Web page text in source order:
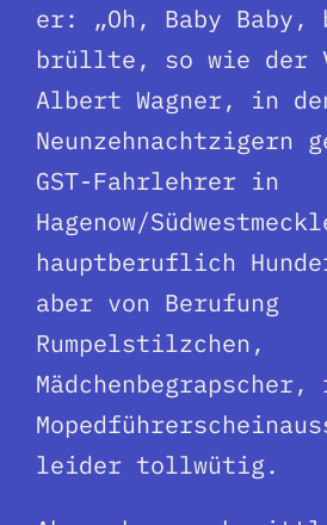
er: „Oh, Baby
brüllte, so wie der
Albert Wagner, in
Neunzehnachtzigern
GST-Fahrlehrer in
Hagenow/
hauptberuflich
aber von Berufung
Rumpelstilzchen,
leider tollwütig.